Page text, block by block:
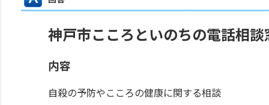
神戸市こころといのちの電話相
内容
自殺の予防やこころの健康に関する相談